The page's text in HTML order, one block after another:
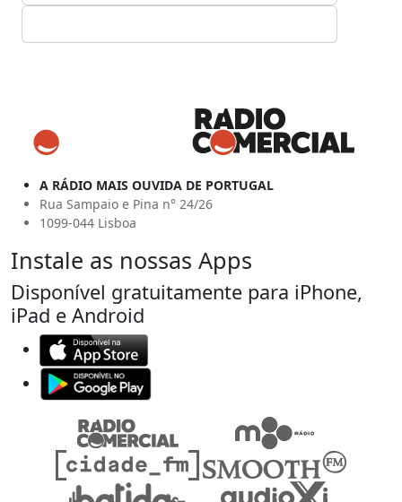
A RÁDIO MAIS OUVIDA DE PORTUGAL
Rua Sampaio e Pina n° 24/26
1099-044 Lisboa
Instale as nossas Apps
Disponível gratuitamente para iPhone,
iPad e Android